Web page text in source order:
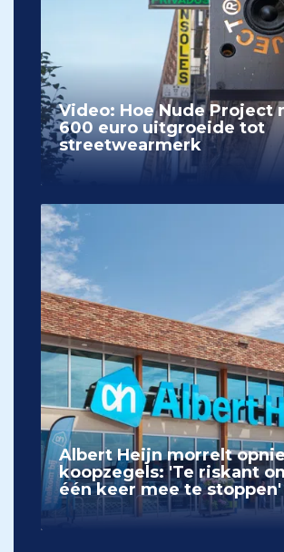
Video: Hoe Nude Project
600 euro uitgroeide tot
streetwearmerk
Albert Heijn morrelt
koopzegels: 'Te riskant
één keer mee te stoppen'